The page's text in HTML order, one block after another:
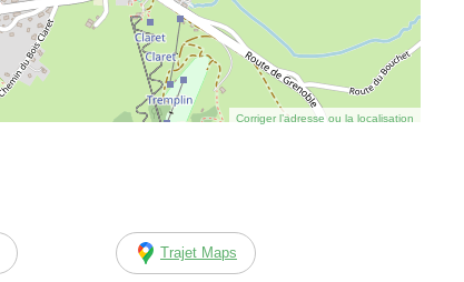
Corriger l’adresse ou la localisation
Trajet Maps